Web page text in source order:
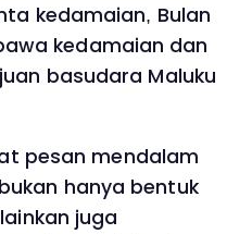
kedamaian, Bulan
kedamaian dan
basudara Maluku
pesan mendalam
hanya bentuk
juga